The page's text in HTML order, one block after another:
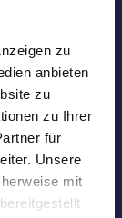
zu
anbieten
zu
zu Ihrer
für
Unsere
mit